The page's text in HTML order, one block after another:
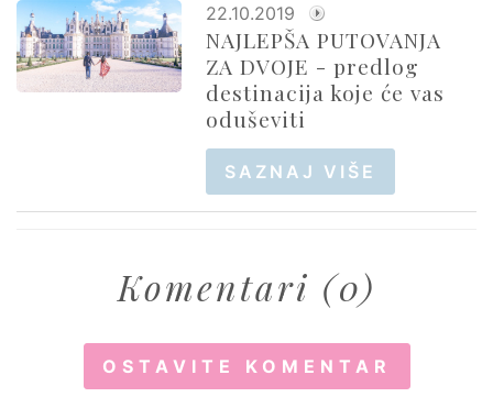
22.10.2019
NAJLEPŠA PUTOVANJA
ZA DVOJE - predlog
destinacija koje će vas
oduševiti
SAZNAJ VIŠE
Komentari (0)
OSTAVITE KOMENTAR